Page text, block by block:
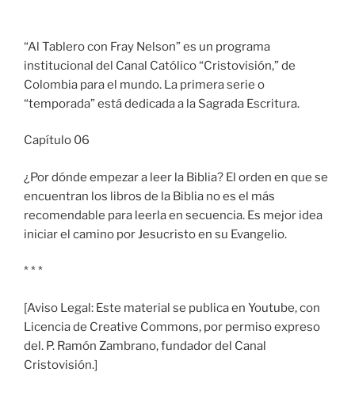
“Al Tablero con Fray Nelson” es un programa
institucional del Canal Católico “Cristovisión,” de
Colombia para el mundo. La primera serie o
“temporada” está dedicada a la Sagrada Escritura.
Capítulo 06
¿Por dónde empezar a leer la Biblia? El orden en que se
encuentran los libros de la Biblia no es el más
recomendable para leerla en secuencia. Es mejor idea
iniciar el camino por Jesucristo en su Evangelio.
* * *
[Aviso Legal: Este material se publica en Youtube, con
Licencia de Creative Commons, por permiso expreso
del. P. Ramón Zambrano, fundador del Canal
Cristovisión.]